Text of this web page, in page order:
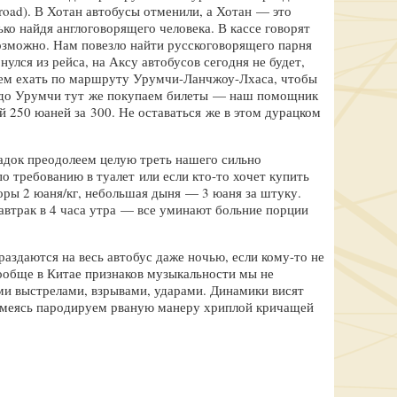
В Хотан автобусы отменили, а Хотан — это
найдя англоговорящего человека. В кассе говорят
Нам повезло найти русскоговорящего парня
из рейса, на Аксу автобусов сегодня не будет,
ехать по маршруту Урумчи-Ланчжоу-Лхаса, чтобы
до Урумчи тут же покупаем билеты — наш помощник
250 юаней за 300. Не оставаться же в этом дурацком
преодолеем целую треть нашего сильно
требованию в туалет или если кто-то хочет купить
2 юаня/кг, небольшая дыня — 3 юаня за штуку.
в 4 часа утра — все уминают больние порции
на весь автобус даже ночью, если кому-то не
в Китае признаков музыкальности мы не
выстрелами, взрывами, ударами. Динамики висят
пародируем рваную манеру хриплой кричащей